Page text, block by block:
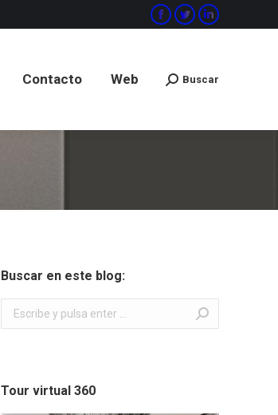
Facebook
TwitterLinkedin
Contacto Web Buscar:
Buscar
Buscar en este blog:
Buscar:
Tour virtual 360
Contacto Web Buscar:
Buscar